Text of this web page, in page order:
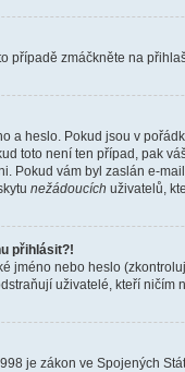
případě zmáčkněte na
a heslo. Pokud jsou v
toto není ten případ, pak
Pokud vám byl zaslán e-
nežádoucích uživatelů,
přihlásit?!
jméno nebo heslo
uživatelé, kteří
je zákon ve Spojených